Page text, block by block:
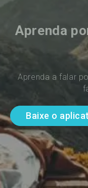
Aprenda
Aprenda a falar
Baixe o